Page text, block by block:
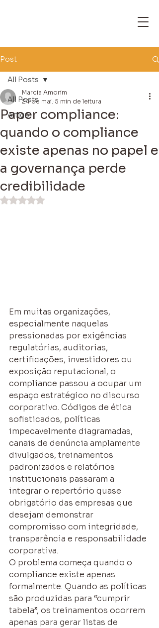
Post
All Posts
Artigo
All Posts
Paper compliance:
quando o compliance
existe apenas no papel e
a governança perde
credibilidade
Marcia Amorim
24 de mai. 5 min de leitura
Avaliado com NaN de 5 estrelas.
Em muitas organizações,
especialmente naquelas
pressionadas por exigências
regulatórias, auditorias,
certificações, investidores ou
exposição reputacional, o
compliance passou a ocupar um
espaço estratégico no discurso
corporativo. Códigos de ética
sofisticados, políticas
impecavelmente diagramadas,
canais de denúncia amplamente
divulgados, treinamentos
padronizados e relatórios
institucionais passaram a
integrar o repertório quase
obrigatório das empresas que
desejam demonstrar
compromisso com integridade,
transparência e responsabilidade
corporativa.
O problema começa quando o
compliance existe apenas
formalmente. Quando as políticas
são produzidas para “cumprir
tabela”, os treinamentos ocorrem
apenas para gerar listas de